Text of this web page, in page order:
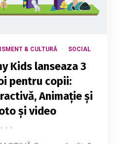
& CULTURĂ SOCIAL
Kids lanseaza 3
pentru copii:
Animație și
și video